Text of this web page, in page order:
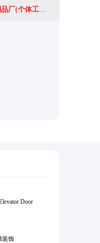
临朐旭博金属制品厂(个体工商户)
Door
装饰